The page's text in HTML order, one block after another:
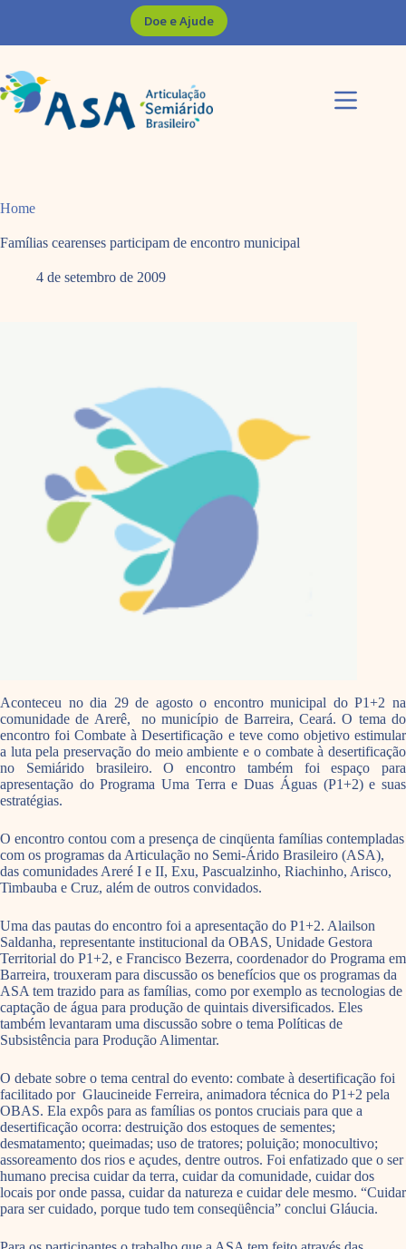
Doe e Ajude
Home
Famílias cearenses participam de encontro municipal
4 de setembro de 2009
Aconteceu no dia 29 de agosto o encontro municipal do P1+2 na
comunidade de Arerê, no município de Barreira, Ceará. O tema do
encontro foi Combate à Desertificação e teve como objetivo estimular
a luta pela preservação do meio ambiente e o combate à desertificação
no Semiárido brasileiro. O encontro também foi espaço para
apresentação do Programa Uma Terra e Duas Águas (P1+2) e suas
estratégias.
O encontro contou com a presença de cinqüenta famílias contempladas
com os programas da Articulação no Semi-Árido Brasileiro (ASA),
das comunidades Areré I e II, Exu, Pascualzinho, Riachinho, Arisco,
Timbauba e Cruz, além de outros convidados.
Uma das pautas do encontro foi a apresentação do P1+2. Alailson
Saldanha, representante institucional da OBAS, Unidade Gestora
Territorial do P1+2, e Francisco Bezerra, coordenador do Programa em
Barreira, trouxeram para discussão os benefícios que os programas da
ASA tem trazido para as famílias, como por exemplo as tecnologias de
captação de água para produção de quintais diversificados. Eles
também levantaram uma discussão sobre o tema Políticas de
Subsistência para Produção Alimentar.
O debate sobre o tema central do evento: combate à desertificação foi
facilitado por Glaucineide Ferreira, animadora técnica do P1+2 pela
OBAS. Ela expôs para as famílias os pontos cruciais para que a
desertificação ocorra: destruição dos estoques de sementes;
desmatamento; queimadas; uso de tratores; poluição; monocultivo;
assoreamento dos rios e açudes, dentre outros. Foi enfatizado que o ser
humano precisa cuidar da terra, cuidar da comunidade, cuidar dos
locais por onde passa, cuidar da natureza e cuidar dele mesmo. “Cuidar
para ser cuidado, porque tudo tem conseqüência” conclui Gláucia.